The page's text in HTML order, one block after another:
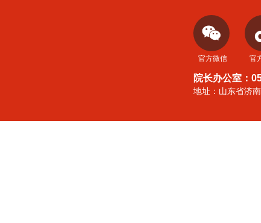
官方微信 官
院长办公室：
地址：山东省济